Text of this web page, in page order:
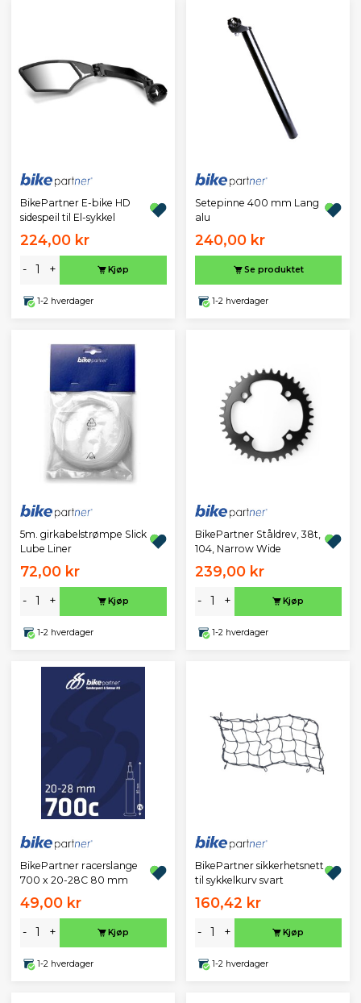
BikePartner E-bike HD
sidespeil til El-sykkel
224,00 kr
- + Kjøp
1-2 hverdager
Setepinne 400 mm Lang
alu
240,00 kr
Se produktet
1-2 hverdager
5m. girkabelstrømpe Slick
Lube Liner
72,00 kr
- + Kjøp
1-2 hverdager
BikePartner Ståldrev, 38t,
104, Narrow Wide
239,00 kr
- + Kjøp
1-2 hverdager
BikePartner racerslange
700 x 20-28C 80 mm
49,00 kr
- + Kjøp
1-2 hverdager
BikePartner sikkerhetsnett
til sykkelkurv svart
160,42 kr
- + Kjøp
1-2 hverdager